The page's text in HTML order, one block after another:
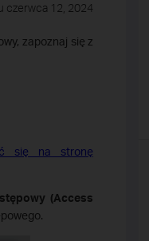
czerwca 12, 2024
zapoznaj się z
się na stronę
(Access